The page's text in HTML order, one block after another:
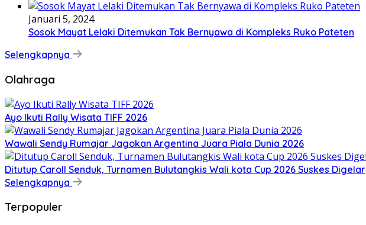
Januari 5, 2024
Sosok Mayat Lelaki Ditemukan Tak Bernyawa di Kompleks Ruko Pateten
Selengkapnya
Olahraga
Ayo Ikuti Rally Wisata TIFF 2026
Wawali Sendy Rumajar Jagokan Argentina Juara Piala Dunia 2026
Ditutup Caroll Senduk, Turnamen Bulutangkis Wali kota Cup 2026 Suskes Digelar
Selengkapnya
Terpopuler